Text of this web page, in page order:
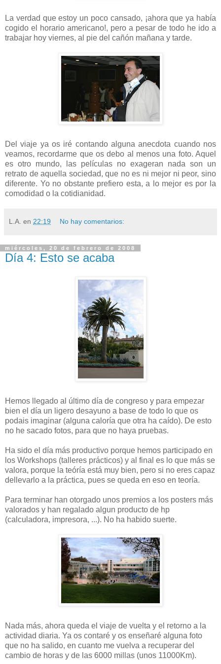
La verdad que estoy un poco cansado, ¡ahora que ya había
cogido el horario americano!, pero a pesar de todo he ido a
trabajar hoy viernes, al pie del cañón mañana y tarde.
Del viaje ya os iré contando alguna anecdota cuando nos
veamos, recordarme que os debo al menos una foto. Aquel
es otro mundo, las películas no exageran nada son un
retrato de aquella sociedad, que no es ni mejor ni peor, sino
diferente. Yo no obstante prefiero esta, a lo mejor es por la
comodidad o la cotidianidad.
L.A. en 22:19 No hay comentarios:
miércoles, 20 de febrero de 2008
Día 4: Esto se acaba
Hemos llegado al último día de congreso y para empezar
bien el día un ligero desayuno a base de todo lo que os
podais imaginar (alguna caloría que otra ha caído). De esto
no he sacado fotos, para que no haya pruebas.
Ha sido el día más productivo porque hemos participado en
los Workshops (talleres prácticos) y al final es lo que más se
valora, porque la teóría está muy bien, pero si no eres capaz
dellevarlo a la práctica, pues se queda en eso en teoría.
Para terminar han otorgado unos premios a los posters más
valorados y han regalado algun producto de hp
(calculadora, impresora, ...). No ha habido suerte.
Nada más, ahora queda el viaje de vuelta y el retorno a la
actividad diaria. Ya os contaré y os enseñaré alguna foto
que no ha salido, en cuanto me vuelva a recuperar del
cambio de horas y de las 6000 millas (unos 11000Km).